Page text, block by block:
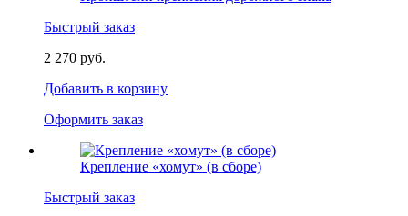
Быстрый заказ
2 270 руб.
Добавить в корзину
Оформить заказ
Крепление «хомут» (в сборе)
Быстрый заказ